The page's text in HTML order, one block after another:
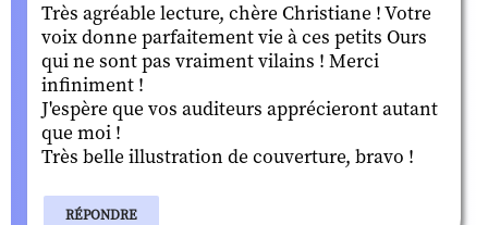
Très agréable lecture, chère Christiane ! Votre
voix donne parfaitement vie à ces petits Ours
qui ne sont pas vraiment vilains ! Merci
infiniment !
J'espère que vos auditeurs apprécieront autant
que moi !
Très belle illustration de couverture, bravo !
RÉPONDRE